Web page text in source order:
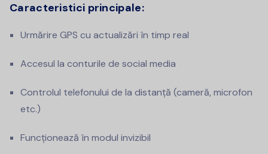
Caracteristici principale:
Urmărire GPS cu actualizări în timp real
Accesul la conturile de social media
Controlul telefonului de la distanță (cameră, microfon
etc.)
Funcționează în modul invizibil